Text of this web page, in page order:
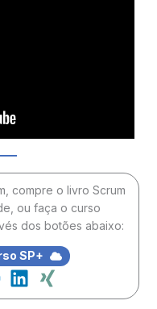
compre o livro Scrum
ou faça o curso
dos botões abaixo:
SP+